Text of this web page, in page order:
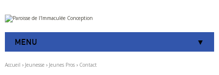
Aller
au
contenu.
à
navigation
Outils
personnels
MENU
Accueil › Jeunesse › Jeunes Pros › Contact